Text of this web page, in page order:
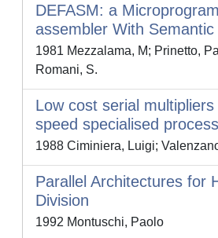
DEFASM: a
assembler With Semantic
1981 Mezzalama, M; Prinetto,
Romani, S.
Low cost serial
speed specialised
1988 Ciminiera, Luigi;
Parallel Architectures for
Division
1992 Montuschi, Paolo